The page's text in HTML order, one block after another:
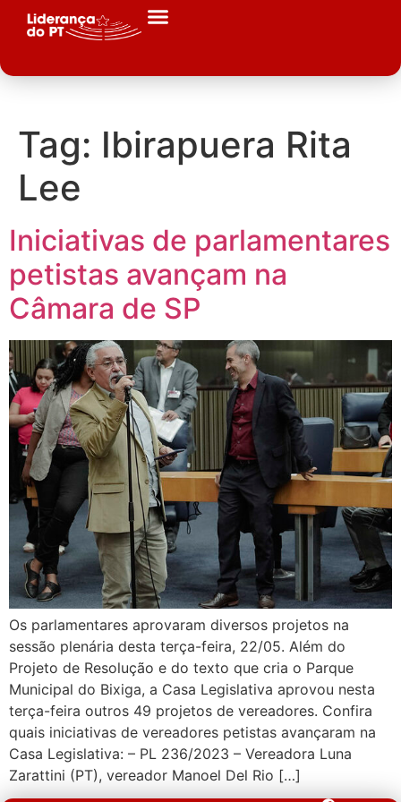
Tag: Ibirapuera Rita
Lee
Iniciativas de parlamentares
petistas avançam na
Câmara de SP
Os parlamentares aprovaram diversos projetos na
sessão plenária desta terça-feira, 22/05. Além do
Projeto de Resolução e do texto que cria o Parque
Municipal do Bixiga, a Casa Legislativa aprovou nesta
terça-feira outros 49 projetos de vereadores. Confira
quais iniciativas de vereadores petistas avançaram na
Casa Legislativa: – PL 236/2023 – Vereadora Luna
Zarattini (PT), vereador Manoel Del Rio […]